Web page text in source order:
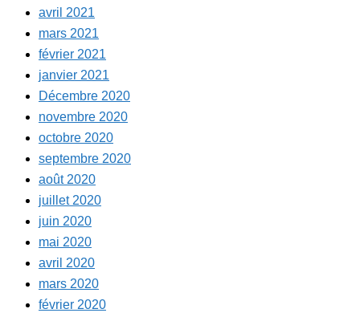
avril 2021
mars 2021
février 2021
janvier 2021
Décembre 2020
novembre 2020
octobre 2020
septembre 2020
août 2020
juillet 2020
juin 2020
mai 2020
avril 2020
mars 2020
février 2020